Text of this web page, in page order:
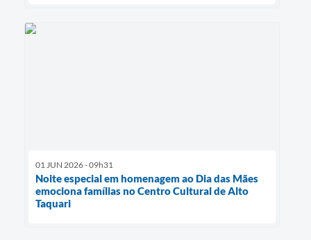
01 JUN 2026 - 09h31
Noite especial em homenagem ao Dia das Mães
emociona famílias no Centro Cultural de Alto
Taquari